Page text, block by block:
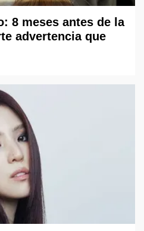
8 meses antes de la
advertencia que